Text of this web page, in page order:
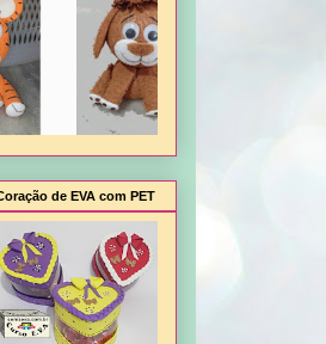
de EVA com PET